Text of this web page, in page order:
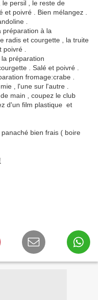
persil , le reste de
poivré . Bien mélangez .
.
préparation à la
radis et courgette , la truite
.
préparation
. Salé et poivré .
fromage:crabe .
, l'une sur l'autre .
main , coupez le club
d'un film plastique et
bien frais ( boire